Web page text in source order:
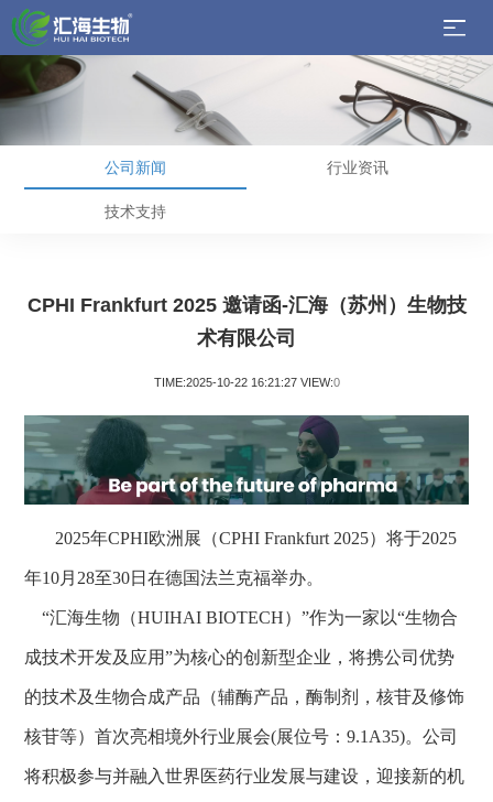
公司新闻 行业资讯
技术支持
CPHI Frankfurt 2025 邀请函-汇海（苏州）生物技
术有限公司
TIME:2025-10-22 16:21:27 VIEW:0
2025年CPHI欧洲展（CPHI Frankfurt 2025）将于2025
年10月28至30日在德国法兰克福举办。
“汇海生物（HUIHAI BIOTECH）”作为一家以“生物合
成技术开发及应用”为核心的创新型企业，将携公司优势
的技术及生物合成产品（辅酶产品，酶制剂，核苷及修饰
核苷等）首次亮相境外行业展会(展位号：9.1A35)。公司
将积极参与并融入世界医药行业发展与建设，迎接新的机